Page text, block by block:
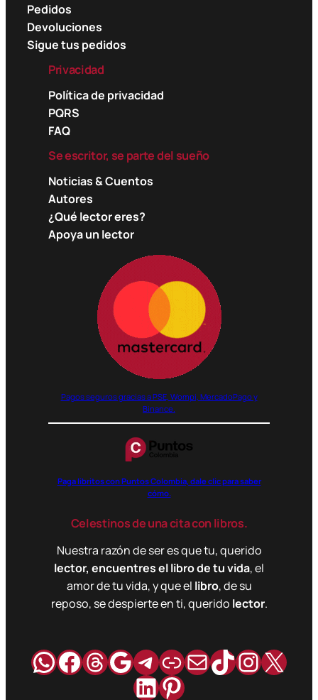
Pedidos
Devoluciones
Sigue tus pedidos
Privacidad
Política de privacidad
PQRS
FAQ
Se escritor, se parte del sueño
Noticias & Cuentos
Autores
¿Qué lector eres?
Apoya un lector
Pagos seguros gracias a PSE, Wompi, MercadoPago y
Binance.
Paga libritos con Puntos Colombia, dale clic para saber
cómo.
Celestinos de una cita con libros.
Nuestra razón de ser es que tu, querido
lector, encuentres el libro de tu vida, el
amor de tu vida, y que el libro, de su
reposo, se despierte en ti, querido lector.
WhatsApp
Facebook
Hilos
Google
Telegram
Enlace
Correo
TikTok
X
LinkedIn
Pinterest